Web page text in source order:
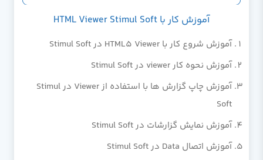
آموزش کار با HTML Viewer Stimul Soft
آموزش شروع کار با HTML5 Viewer در Stimul Soft
آموزش نحوه کار viewer در Stimul Soft
آموزش چاپ گزارش ها با استفاده از Viewer در Stimul
Soft
آموزش نمایش گزارشات در Stimul Soft
آموزش اتصال Data در Stimul Soft